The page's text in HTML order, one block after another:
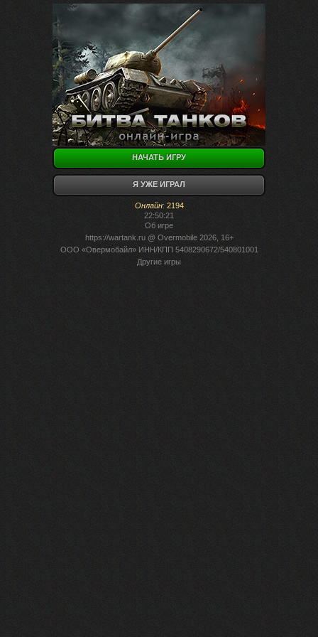
НАЧАТЬ ИГРУ
Я УЖЕ ИГРАЛ
Онлайн: 2194
22:50:21
Об игре
https://wartank.ru@ Overmobile 2026, 16+
ООО «Овермобайл» ИНН/КПП 5408290672/540801001
Другие игры